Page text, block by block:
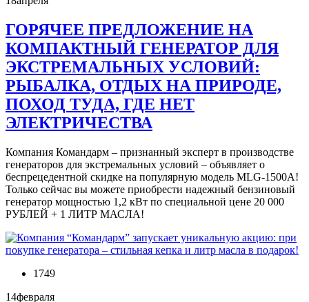
ГОРЯЧЕЕ ПРЕДЛОЖЕНИЕ НА
КОМПАКТНЫЙ ГЕНЕРАТОР ДЛЯ
ЭКСТРЕМАЛЬНЫХ УСЛОВИЙ:
РЫБАЛКА, ОТДЫХ НА ПРИРОДЕ,
ПОХОД ТУДА, ГДЕ НЕТ
ЭЛЕКТРИЧЕСТВА
Компания Командарм – признанный эксперт в производстве
генераторов для экстремальных условий – объявляет о
беспрецедентной скидке на популярную модель MLG-1500A!
Только сейчас вы можете приобрести надежный бензиновый
генератор мощностью 1,2 кВт по специальной цене 20 000
РУБЛЕЙ + 1 ЛИТР МАСЛА!
1749
14февраля